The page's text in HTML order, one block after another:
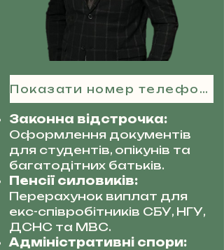
Показати номер телефону
Законна відстрочка:
Оформлення документів
для студентів, опікунів та
багатодітних батьків.
Пенсії силовиків:
Перерахунок виплат для
екс-співробітників СБУ, НГУ,
ДСНС та МВС.
Адміністративні спори: